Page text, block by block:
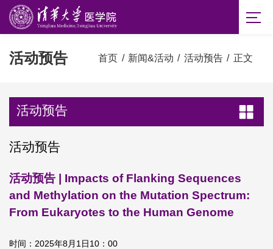
活动预告 首页 / 新闻&活动 / 活动预告 / 正文
活动预告
活动预告
活动预告 | Impacts of Flanking Sequences
and Methylation on the Mutation Spectrum:
From Eukaryotes to the Human Genome
时间：2025年8月1日10：00